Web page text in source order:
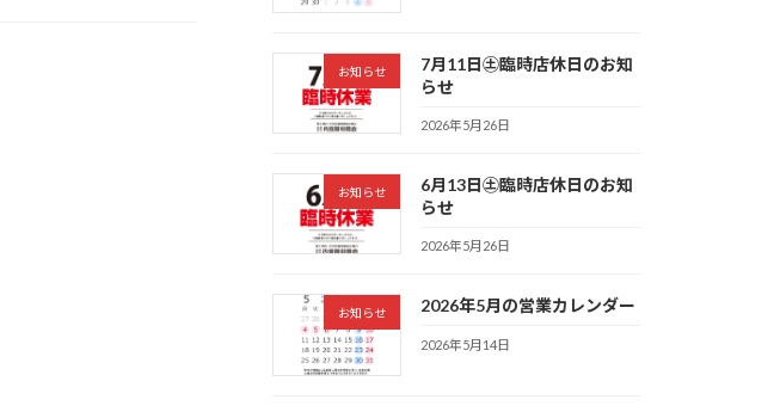
お知らせ
7月11日㊏臨時店休日のお知
らせ
2026年5月26日
お知らせ
6月13日㊏臨時店休日のお知
らせ
2026年5月26日
お知らせ 2026年5月の営業カレンダー
2026年5月14日